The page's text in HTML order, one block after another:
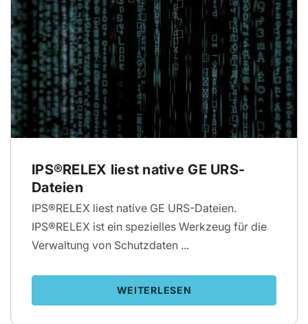
IPS®RELEX liest native GE URS-
Dateien
IPS®RELEX liest native GE URS-Dateien.
IPS®RELEX ist ein spezielles Werkzeug für die
Verwaltung von Schutzdaten ...
WEITERLESEN